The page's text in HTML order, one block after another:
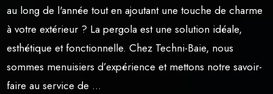
au long de l'année tout en ajoutant une touche de charme
à votre extérieur ? La pergola est une solution idéale,
esthétique et fonctionnelle. Chez Techni-Baie, nous
sommes menuisiers d’expérience et mettons notre savoir-
faire au service de ...